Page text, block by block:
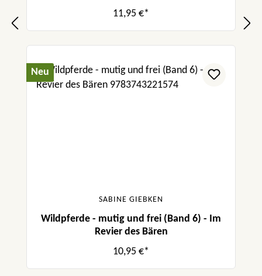
11,95 €*
Neu
SABINE GIEBKEN
Wildpferde - mutig und frei (Band 6) - Im
Revier des Bären
10,95 €*